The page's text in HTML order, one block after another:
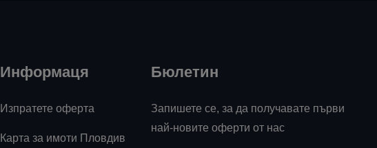
Информаця
Изпратете оферта
Карта за имоти Пловдив
Бюлетин
Запишете се, за да получавате първи
най-новите оферти от нас